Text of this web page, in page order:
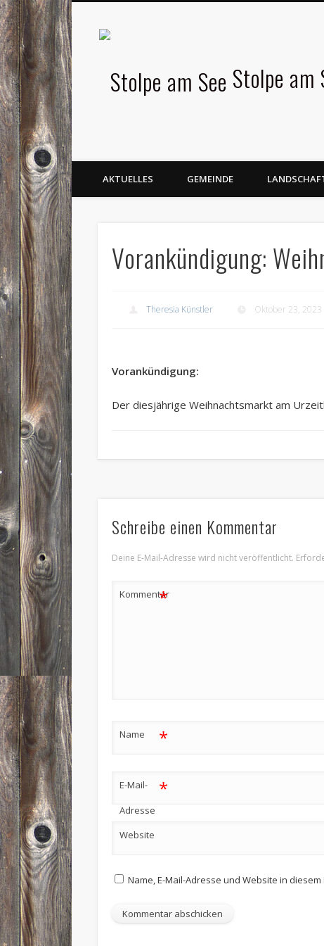
Stolpe am
AKTUELLES GEMEINDE
Vorankündigung:
Theresia Künstler Oktober 23, 2023
Vorankündigung:
Der diesjährige Weihnachtsmarkt am
Schreibe einen Kommentar
Deine E-Mail-Adresse wird nicht veröffentlicht.
Kommentar
*
Name *
E-Mail-
Adresse
*
Website
Name, E-Mail-Adresse und Website in